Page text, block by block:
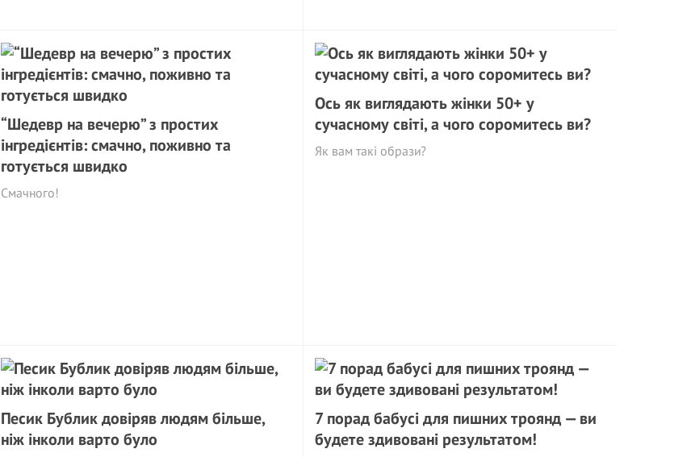
“Шедевр на вечерю” з простих
інгредієнтів: смачно, поживно та
готується швидко
Смачного!
Ось як виглядають жінки 50+ у
сучасному світі, а чого соромитесь ви?
Як вам такі образи?
Песик Бублик довіряв людям більше,
ніж інколи варто було
7 порад бабусі для пишних троянд — ви
будете здивовані результатом!